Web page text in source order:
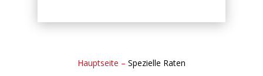
Hauptseite – Spezielle Raten